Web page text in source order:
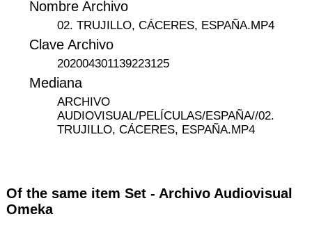
Nombre Archivo
02. TRUJILLO, CÁCERES, ESPAÑA.MP4
Clave Archivo
202004301139223125
Mediana
ARCHIVO
AUDIOVISUAL/PELÍCULAS/ESPAÑA//02.
TRUJILLO, CÁCERES, ESPAÑA.MP4
Of the same item Set - Archivo Audiovisual
Omeka